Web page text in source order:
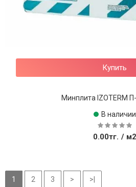
Купить
Минплита IZOTERM
В наличии
0.00тг. / м2
1 2 3 > >|